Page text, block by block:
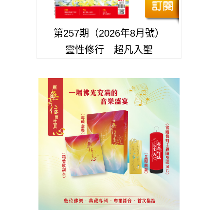
第257期（2026年8月號）
靈性修行 超凡入聖